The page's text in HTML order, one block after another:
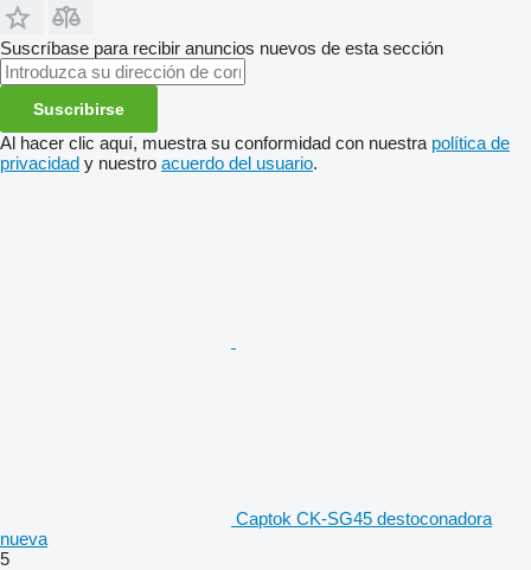
Suscríbase para recibir anuncios nuevos de esta sección
Suscribirse
Al hacer clic aquí, muestra su conformidad con nuestra política de
privacidad y nuestro acuerdo del usuario.
Captok CK-SG45 destoconadora
nueva
5